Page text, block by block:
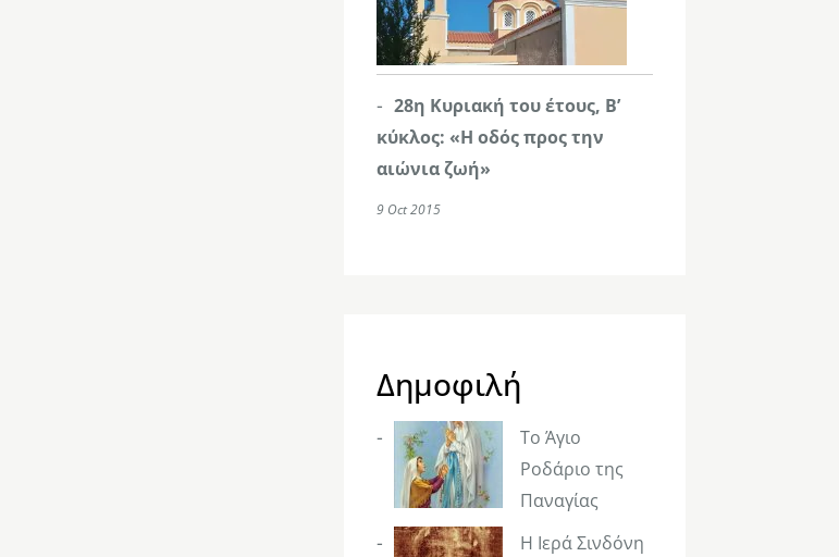
28η Κυριακή του έτους, Β’
κύκλος: «Η οδός προς την
αιώνια ζωή»
9 Oct 2015
Δημοφιλή
Το Άγιο
Ροδάριο της
Παναγίας
Η Ιερά Σινδόνη